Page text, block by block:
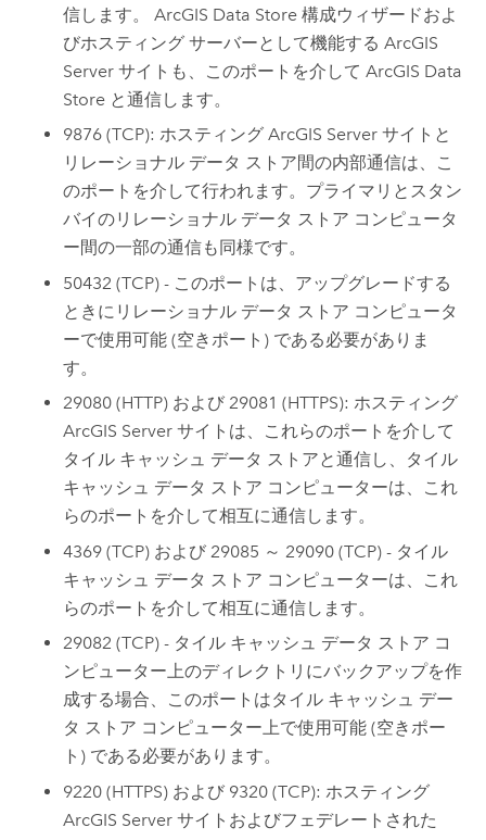
信します。ArcGIS Data Store 構成ウィザードおよ
びホスティング サーバーとして機能するArcGIS
Server サイトも、このポートを介してArcGIS Data
Store と通信します。
9876 (TCP): ホスティングArcGIS Server サイトと
リレーショナル データ ストア間の内部通信は、こ
のポートを介して行われます。プライマリとスタン
バイのリレーショナル データ ストア コンピュータ
ー間の一部の通信も同様です。
50432 (TCP) - このポートは、アップグレードする
ときにリレーショナル データ ストア コンピュータ
ーで使用可能 (空きポート) である必要がありま
す。
29080 (HTTP) および 29081 (HTTPS): ホスティング
ArcGIS Server サイトは、これらのポートを介して
タイル キャッシュ データ ストアと通信し、タイル
キャッシュ データ ストア コンピューターは、これ
らのポートを介して相互に通信します。
4369 (TCP) および 29085 ～ 29090 (TCP) - タイル
キャッシュ データ ストア コンピューターは、これ
らのポートを介して相互に通信します。
29082 (TCP) - タイル キャッシュ データ ストア コ
ンピューター上のディレクトリにバックアップを作
成する場合、このポートはタイル キャッシュ デー
タ ストア コンピューター上で使用可能 (空きポー
ト) である必要があります。
9220 (HTTPS) および 9320 (TCP): ホスティング
ArcGIS Server サイトおよびフェデレートされた